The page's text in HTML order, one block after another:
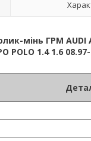
ГРМ AUDI A2
POLO 1.4 1.6